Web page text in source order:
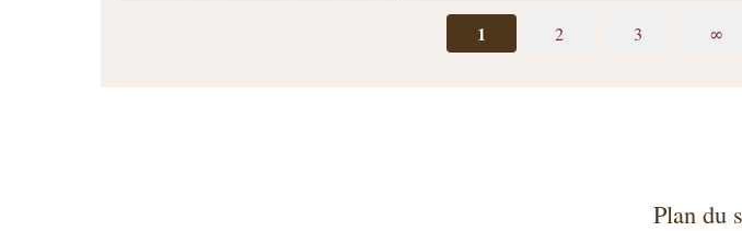
1 2 3 ∞
Plan du